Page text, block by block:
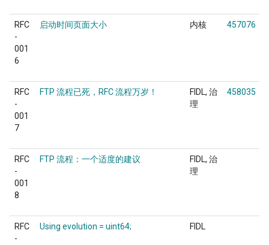
RFC
-
001
6
启动时间页面大小 内核 457076
RFC
-
001
7
FTP 流程已死，RFC 流程万岁！ FIDL 治
理
458035
RFC
-
001
8
FTP 流程：一个适度的建议 FIDL 治
理
RFC
-
Using evolution = uint64; FIDL